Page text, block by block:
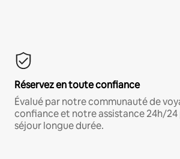
Réservez en toute confiance
Évalué par notre communauté de
confiance et notre assistance 24h/
séjour longue durée.